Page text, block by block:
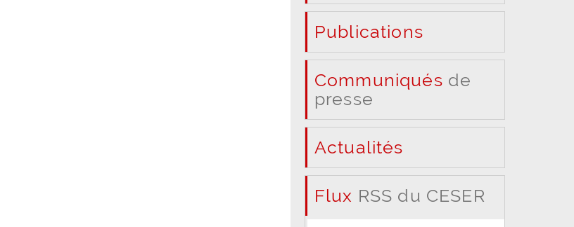
Publications
Communiqués de
presse
Actualités
Flux RSS du CESER